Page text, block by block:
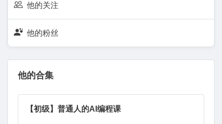
他的关注
他的粉丝
他的合集
【初级】普通人的AI编程课